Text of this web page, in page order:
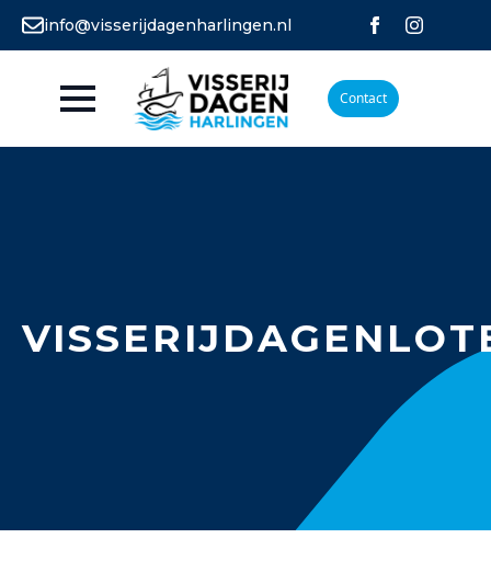
info@visserijdagenharlingen.nl
Contact